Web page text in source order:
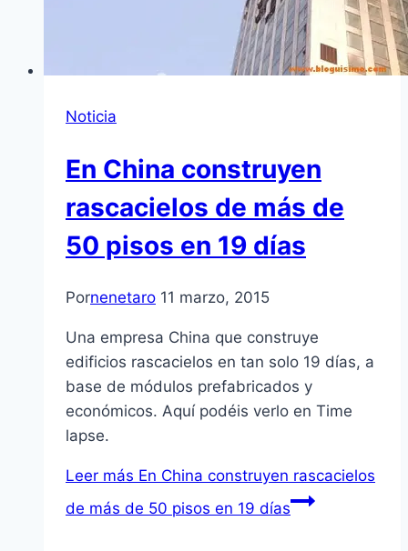
Noticia
En China construyen
rascacielos de más de
50 pisos en 19 días
Pornenetaro 11 marzo, 2015
Una empresa China que construye
edificios rascacielos en tan solo 19 días, a
base de módulos prefabricados y
económicos. Aquí podéis verlo en Time
lapse.
Leer más En China construyen rascacielos
de más de 50 pisos en 19 días